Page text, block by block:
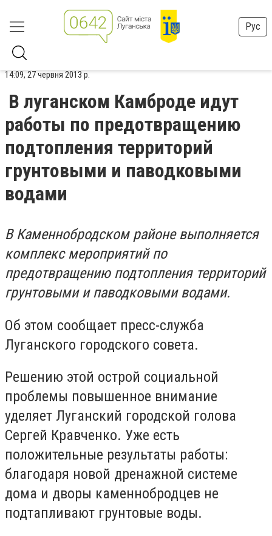
Рус
14:09, 27 червня 2013 р.
В луганском Камброде идут
работы по предотвращению
подтопления территорий
грунтовыми и паводковыми
водами
В Каменнобродском районе выполняется
комплекс мероприятий по
предотвращению подтопления территорий
грунтовыми и паводковыми водами.
Об этом сообщает пресс-служба
Луганского городского совета.
Решению этой острой социальной
проблемы повышенное внимание
уделяет Луганский городской голова
Сергей Кравченко. Уже есть
положительные результаты работы:
благодаря новой дренажной системе
дома и дворы каменнобродцев не
подтапливают грунтовые воды.